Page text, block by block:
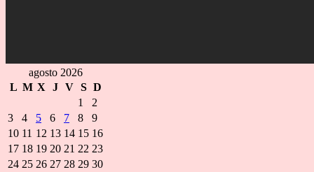
agosto 2026
L M X J V S D
1
2
3
4 5 6 7 8
9
10 11 12 13 14 15 16
17 18 19 20 21 22 23
24 25 26 27 28 29 30